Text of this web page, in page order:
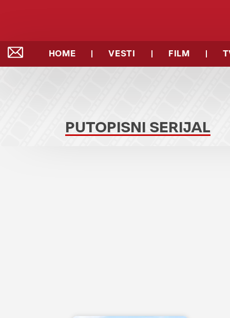
HOME VESTI FILM
PUTOPISNI SERIJAL